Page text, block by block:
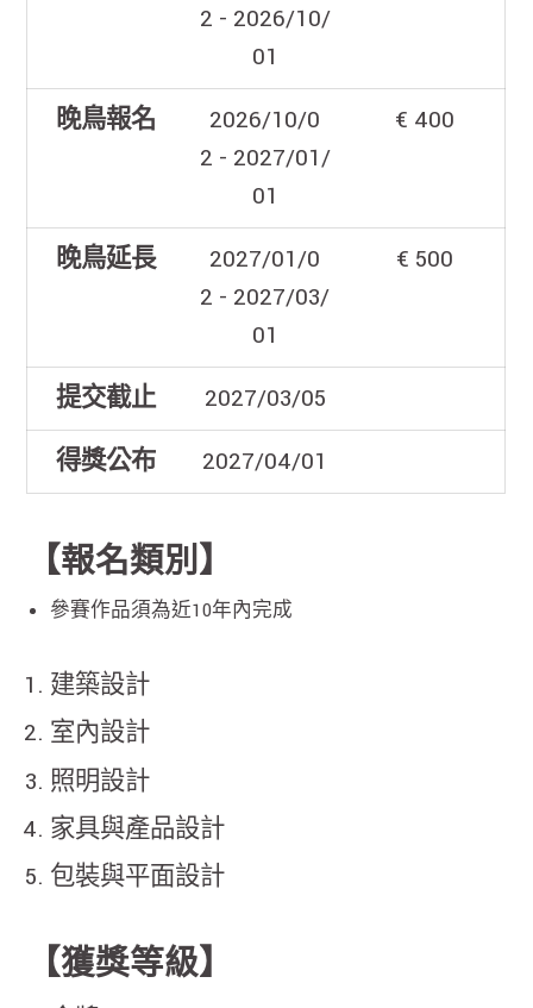
2 - 2026/10/
01
晚鳥報名
2026/10/0
2 - 2027/01/
01
€ 400
晚鳥延長
2027/01/0
2 - 2027/03/
01
€ 500
提交截止
2027/03/05
得獎公布
2027/04/01
【報名類別】
參賽作品須為近10年內完成
建築設計
室內設計
照明設計
家具與產品設計
包裝與平面設計
【獲獎等級】